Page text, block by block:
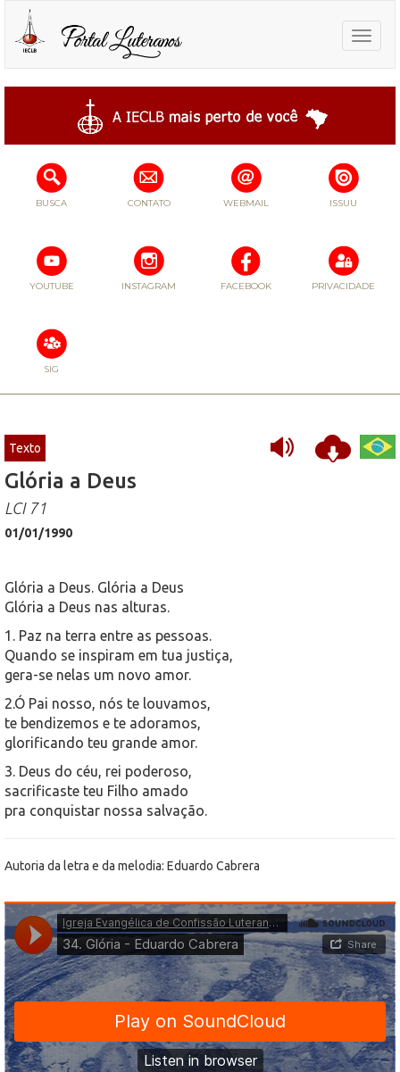
Toggle
BUSCA CONTATO WEBMAIL ISSUU
YOUTUBE INSTAGRAM FACEBOOK PRIVACIDADE
SIG
Texto
Glória a Deus
LCI 71
01/01/1990
Glória a Deus. Glória a Deus
Glória a Deus nas alturas.
1. Paz na terra entre as pessoas.
Quando se inspiram em tua justiça,
gera-se nelas um novo amor.
2.Ó Pai nosso, nós te louvamos,
te bendizemos e te adoramos,
glorificando teu grande amor.
3. Deus do céu, rei poderoso,
sacrificaste teu Filho amado
pra conquistar nossa salvação.
Autoria da letra e da melodia: Eduardo Cabrera